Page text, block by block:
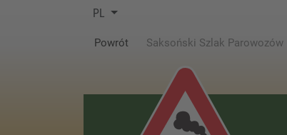
PL
Powrót (current)
Saksoński Szlak Parowozów